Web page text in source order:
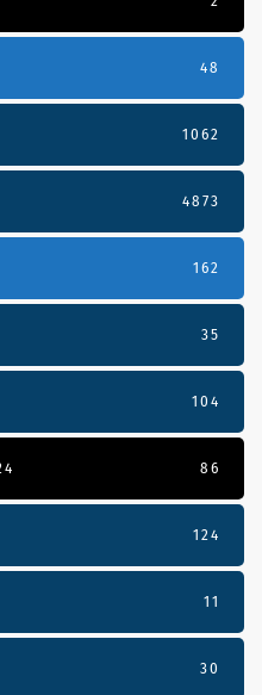
48
1062
4873
162
35
104
86
124
11
30